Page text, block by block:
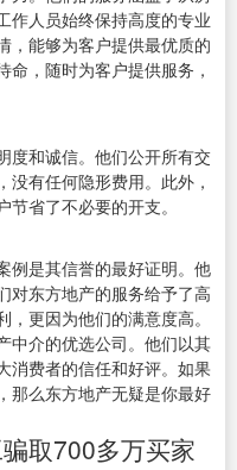
作人员始终保持高度的专业
，能够为客户提供最优质的
，随时为客户提供服务，
度和诚信。他们公开所有交
有任何隐形费用。此外，
省了不必要的开支。
例是其信誉的最好证明。他
对东方地产的服务给予了高
更因为他们的满意度高。
中介的优选公司。他们以其
消费者的信任和好评。如果
那么东方地产无疑是你最好
取700多万买家